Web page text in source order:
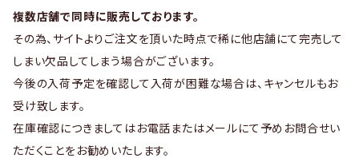
複数店舗で同時に販売しております。
その為、サイトよりご注文を頂いた時点で稀に他店舗にて完売して
しまい欠品してしまう場合がございます。
今後の入荷予定を確認して入荷が困難な場合は、キャンセルもお
受け致します。
在庫確認につきましてはお電話またはメールにて予めお問合せい
ただくことをお勧めいたします。